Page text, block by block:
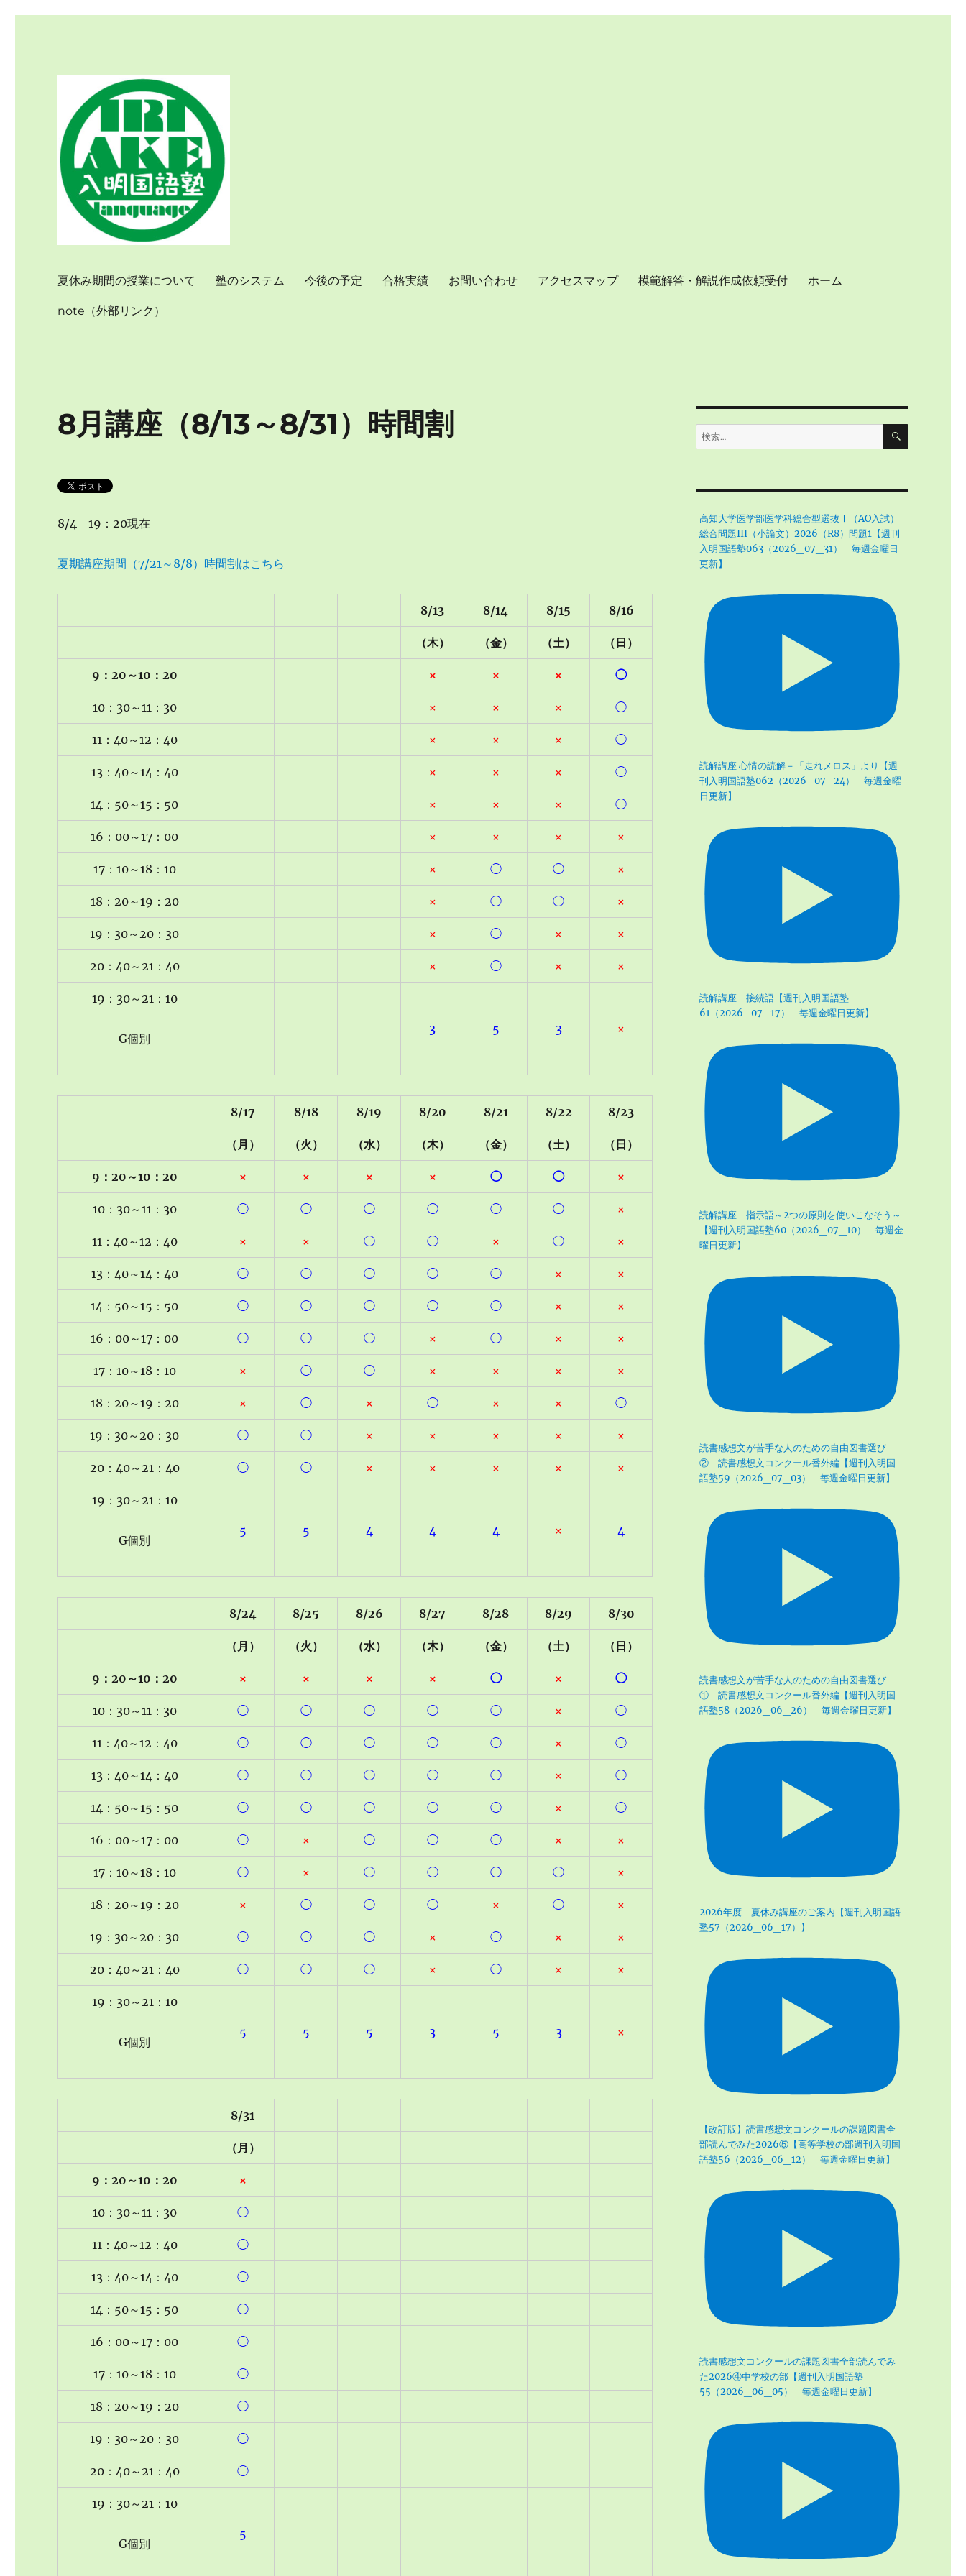
夏休み期間の授業について 塾のシステム 今後の予定 合格実績 お問い合わせ アクセスマップ 模範解答・解説作成依頼受付 ホーム
note（外部リンク）
8月講座（8/13～8/31）時間割
8/4 19：20現在
夏期講座期間（7/21～8/8）時間割はこちら
8/13 8/14 8/15 8/16
（木） （金） （土） （日）
9：20～10：20 × × × ◯
10：30～11：30 × × × ◯
11：40～12：40 × × × ◯
13：40～14：40 × × × ◯
14：50～15：50 × × × ◯
16：00～17：00 × × × ×
17：10～18：10 × ◯ ◯ ×
18：20～19：20 × ◯ ◯ ×
19：30～20：30 × ◯ × ×
20：40～21：40 × ◯ × ×
19：30～21：10
G個別
3 5 3 ×
8/17 8/18 8/19 8/20 8/21 8/22 8/23
（月） （火） （水） （木） （金） （土） （日）
9：20～10：20 × × × × ◯ ◯ ×
10：30～11：30 ◯ ◯ ◯ ◯ ◯ ◯ ×
11：40～12：40 × × ◯ ◯ × ◯ ×
13：40～14：40 ◯ ◯ ◯ ◯ ◯ × ×
14：50～15：50 ◯ ◯ ◯ ◯ ◯ × ×
16：00～17：00 ◯ ◯ ◯ × ◯ × ×
17：10～18：10 × ◯ ◯ × × × ×
18：20～19：20 × ◯ × ◯ × × ◯
19：30～20：30 ◯ ◯ × × × × ×
20：40～21：40 ◯ ◯ × × × × ×
19：30～21：10
G個別
5 5 4 4 4 × 4
8/24 8/25 8/26 8/27 8/28 8/29 8/30
（月） （火） （水） （木） （金） （土） （日）
9：20～10：20 × × × × ◯ × ◯
10：30～11：30 ◯ ◯ ◯ ◯ ◯ × ◯
11：40～12：40 ◯ ◯ ◯ ◯ ◯ × ◯
13：40～14：40 ◯ ◯ ◯ ◯ ◯ × ◯
14：50～15：50 ◯ ◯ ◯ ◯ ◯ × ◯
16：00～17：00 ◯ × ◯ ◯ ◯ × ×
17：10～18：10 ◯ × ◯ ◯ ◯ ◯ ×
18：20～19：20 × ◯ ◯ ◯ × ◯ ×
19：30～20：30 ◯ ◯ ◯ × ◯ × ×
20：40～21：40 ◯ ◯ ◯ × ◯ × ×
19：30～21：10
G個別
5 5 5 3 5 3 ×
8/31
（月）
9：20～10：20 ×
10：30～11：30 ◯
11：40～12：40 ◯
13：40～14：40 ◯
14：50～15：50 ◯
16：00～17：00 ◯
17：10～18：10 ◯
18：20～19：20 ◯
19：30～20：30 ◯
20：40～21：40 ◯
19：30～21：10
G個別
5
検
索:
検
高知大学医学部医学科総合型選抜Ⅰ（AO入試）
総合問題III（小論文）2026（R8）問題1【週刊
入明国語塾063（2026_07_31） 毎週金曜日
更新】
読解講座 心情の読解－「走れメロス」より【週
刊入明国語塾062（2026_07_24） 毎週金曜
日更新】
読解講座 接続語【週刊入明国語塾
61（2026_07_17） 毎週金曜日更新】
読解講座 指示語～2つの原則を使いこなそう～
【週刊入明国語塾60（2026_07_10） 毎週金
曜日更新】
読書感想文が苦手な人のための自由図書選び
② 読書感想文コンクール番外編【週刊入明国
語塾59（2026_07_03） 毎週金曜日更新】
読書感想文が苦手な人のための自由図書選び
① 読書感想文コンクール番外編【週刊入明国
語塾58（2026_06_26） 毎週金曜日更新】
2026年度 夏休み講座のご案内【週刊入明国語
塾57（2026_06_17）】
【改訂版】読書感想文コンクールの課題図書全
部読んでみた2026⑤【高等学校の部週刊入明国
語塾56（2026_06_12） 毎週金曜日更新】
読書感想文コンクールの課題図書全部読んでみ
た2026④中学校の部【週刊入明国語塾
55（2026_06_05） 毎週金曜日更新】